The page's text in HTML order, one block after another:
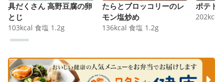
具だくさん 高野豆腐の卵
とじ
103kcal 食塩 1.2g
たらとブロッコリーのレ
モン塩炒め
136kcal 食塩 1.2g
ポテト
202kcal